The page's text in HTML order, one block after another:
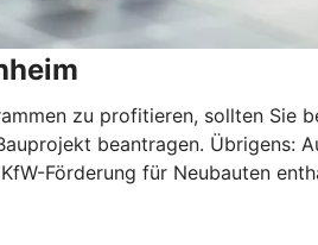
zu profitieren, sollten Sie
beantragen. Übrigens:
Förderung für Neubauten